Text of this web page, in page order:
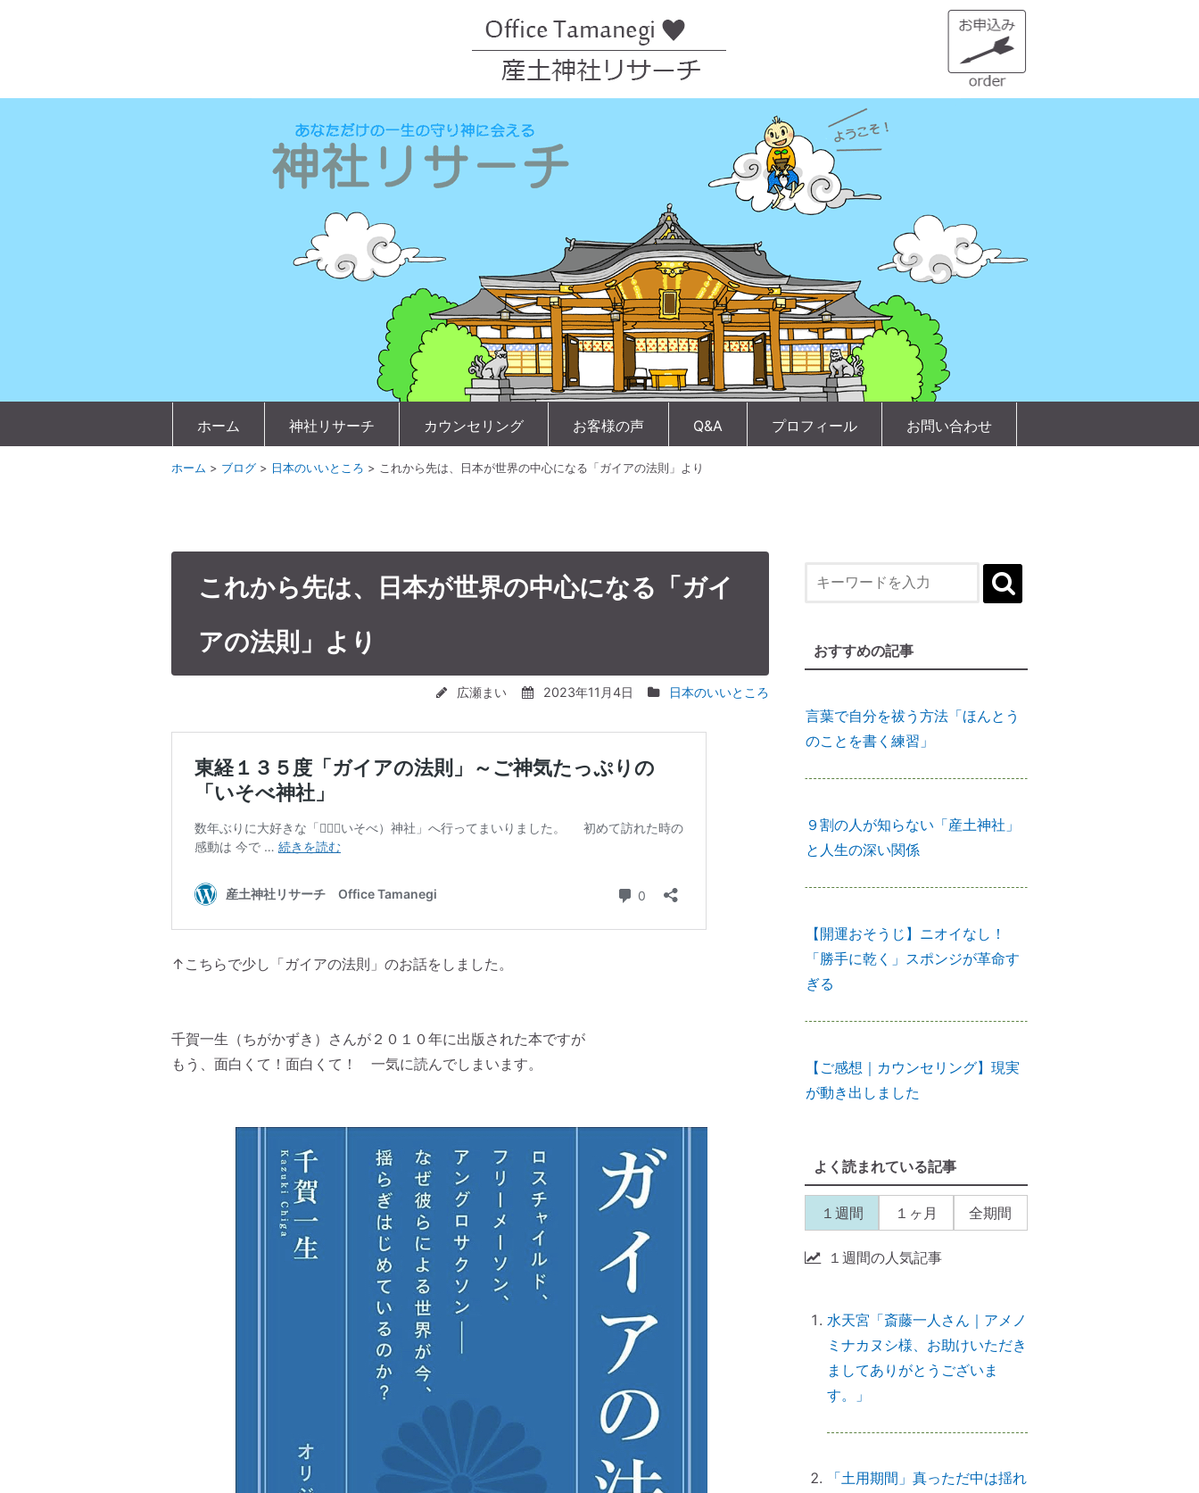
ホーム 神社リサーチ カウンセリング お客様の声 Q&A プロフィール お問い合わせ
ホーム > ブログ > 日本のいいところ > これから先は、日本が世界の中心になる「ガイアの法則」より
これから先は、日本が世界の中心になる「ガイ
アの法則」より
広瀬まい 2023年11月4日 日本のいいところ
↑こちらで少し「ガイアの法則」のお話をしました。
千賀一生（ちがかずき）さんが２０１０年に出版された本ですが
もう、面白くて！面白くて！ 一気に読んでしまいます。
おすすめの記事
１）誰でも生まれ変われる・年に
２度の「大祓（おおはらえ）」と
状況を好転させたい時の「産土神
社・21日連続参拝」とは
【産土神社リサーチ】人生が好転
言葉で自分を祓う方法「ほんとう
のことを書く練習」
９割の人が知らない「産土神社」
と人生の深い関係
【開運おそうじ】ニオイなし！
「勝手に乾く」スポンジが革命す
ぎる
【ご感想｜カウンセリング】現実
が動き出しました
【カウンセリング】引き寄せたい
なら、先に癒すのがコツ
→「開運スイッチ」が入る
引き寄せられない本当の理由｜潜
よく読まれている記事
１週間 １ヶ月 全期間
１週間の人気記事
水天宮「斎藤一人さん｜アメノ
ミナカヌシ様、お助けいただき
ましてありがとうございま
す。」
「土用期間」真っただ中は揺れ